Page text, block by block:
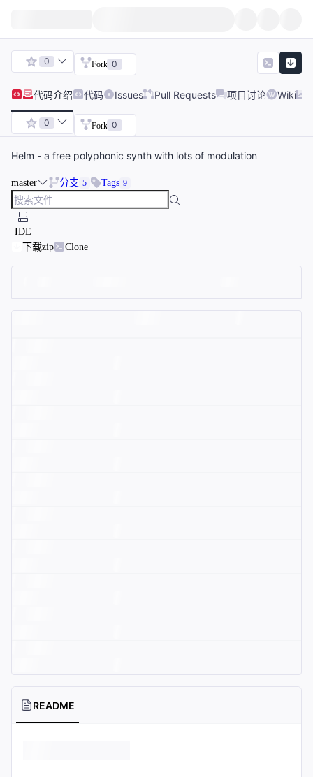
0 Fork 0
代码介绍 代码 Issues Pull Requests 项目讨论 Wiki
0 Fork 0
Helm - a free polyphonic synth with lots of modulation
master 分支 5 Tags 9
IDE
下载zip
Clone
README